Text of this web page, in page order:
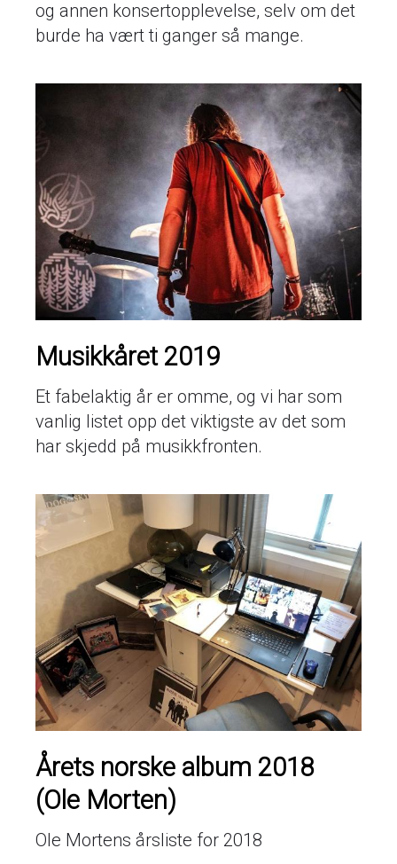
og annen konsertopplevelse, selv om det
burde ha vært ti ganger så mange.
Musikkåret 2019
Et fabelaktig år er omme, og vi har som
vanlig listet opp det viktigste av det som
har skjedd på musikkfronten.
Årets norske album 2018
(Ole Morten)
Ole Mortens årsliste for 2018